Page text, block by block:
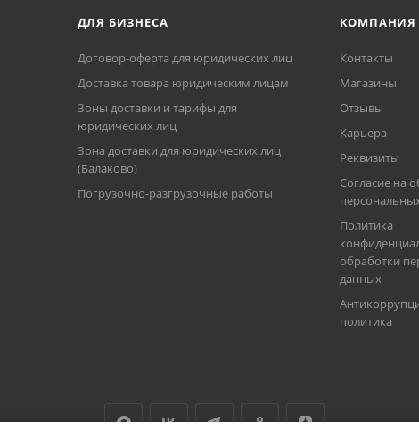
ДЛЯ БИЗНЕСА
Договор-оферта для юридических лиц
Доставка товара юридическим лицам
Зоны доставки и тарифы для
юридических лиц
Зона доставки для юридических лиц
(Балаково)
Погрузочно-разгрузочные работы
КОМПАНИЯ
Контакты
Магазины
Отзывы
Карьера
Реквизиты
Согласие на
Политика
обработки
данных
политика